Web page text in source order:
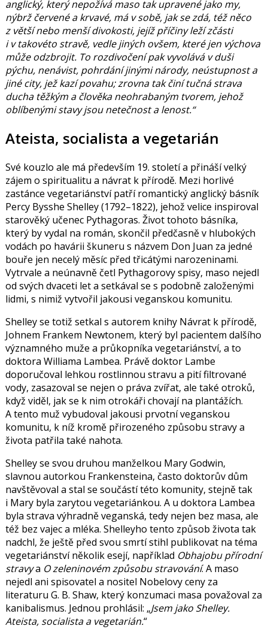
anglický, který nepožívá maso tak upravené jako my,
nýbrž červené a krvavé, má v sobě, jak se zdá, též něco
z větší nebo menší divokosti, jejíž příčiny leží zčásti
i v takovéto stravě, vedle jiných ovšem, které jen výchova
může odzbrojit. To rozdivočení pak vyvolává v duši
pýchu, nenávist, pohrdání jinými národy, neústupnost a
jiné city, jež kazí povahu; zrovna tak činí tučná strava
ducha těžkým a člověka neohrabaným tvorem, jehož
oblíbenými stavy jsou netečnost a lenost.
Ateista, socialista a vegetarián
Své kouzlo ale má především 19. století a přináší velký
zájem o spiritualitu a návrat k přírodě. Mezi horlivé
zastánce vegetariánství patří romantický anglický básník
Percy Bysshe Shelley(1792–1822), jehož velice inspiroval
starověký učenec Pythagoras. Život tohoto básníka,
který by vydal na román, skončil předčasně v hlubokých
vodách po havárii škuneru s názvem Don Juan za jedné
bouře jen necelý měsíc před třicátými narozeninami.
Vytrvale a neúnavně četl Pythagorovy spisy, maso nejedl
od svých dvaceti let a setkával se s podobně založenými
lidmi, s nimiž vytvořil jakousi veganskou komunitu.
Shelley se totiž setkal s autorem knihy Návrat k přírodě,
Johnem Frankem Newtonem, který byl pacientem dalšího
významného muže a průkopníka vegetariánství, a to
doktora Williama Lambea. Právě doktor Lambe
doporučoval lehkou rostlinnou stravu a pití filtrované
vody, zasazoval se nejen o práva zvířat, ale také otroků,
když viděl, jak se k nim otrokáři chovají na plantážích.
A tento muž vybudoval jakousi prvotní veganskou
komunitu, k níž kromě přirozeného způsobu stravy a
života patřila také nahota.
Shelley se svou druhou manželkou Mary Godwin,
slavnou autorkou Frankensteina, často doktorův dům
navštěvoval a stal se součástí této komunity, stejně tak
i Mary byla zarytou vegetariánkou. A u doktora Lambea
byla strava výhradně veganská, tedy nejen bez masa, ale
též bez vajec a mléka. Shelleyho tento způsob života tak
nadchl, že ještě před svou smrtí stihl publikovat na téma
vegetariánství několik esejí, například Obhajobu přírodní
stravya O zeleninovém způsobu stravování. A maso
nejedl ani spisovatel a nositel Nobelovy ceny za
literaturu G. B. Shaw, který konzumaci masa považoval za
kanibalismus. Jednou prohlásil: Jsem jako Shelley.
Ateista, socialista a vegetarián.